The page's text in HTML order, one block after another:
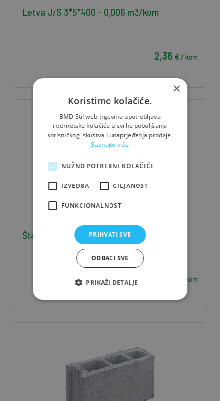
Letva J/S 3*5*400 - 0,006 m3/kom
2,36 € / kom
Štafla J/S 5*8*400 - 0,016 m3/kom
€ / kom
×
Koristimo kolačiće.
BMD Stil web trgovina upotrebljava
internetske kolačiće u svrhe poboljšanja
korisničkog iskustva i unaprjeđenja prodaje.
Saznajte više
NUŽNO POTREBNI KOLAČIĆI
IZVEDBA CILJANOST
FUNKCIONALNOST
PRIHVATI SVE
ODBACI SVE
PRIKAŽI DETALJE